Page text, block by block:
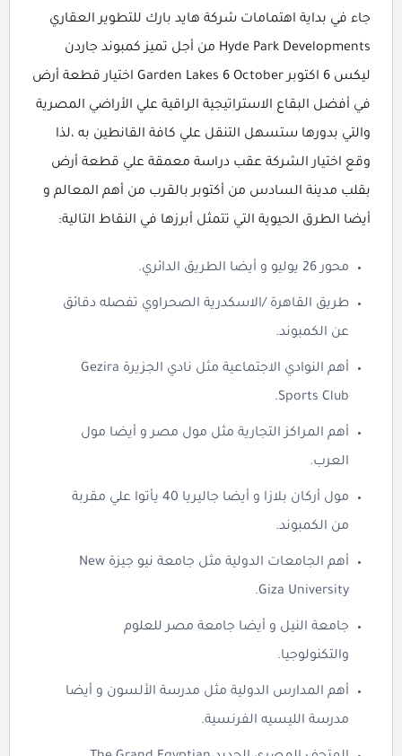
جاء في بداية اهتمامات شركة هايد بارك للتطوير العقاري
Hyde Park Developments من أجل تميز كمبوند جاردن
ليكس 6 اكتوبر Garden Lakes 6 October اختيار قطعة أرض
في أفضل البقاع الاستراتيجية الراقية علي الأراضي المصرية
والتي بدورها ستسهل التنقل علي كافة القانطين به ،لذا
وقع اختيار الشركة عقب دراسة معمقة علي قطعة أرض
بقلب مدينة السادس من أكتوبر بالقرب من أهم المعالم و
أيضا الطرق الحيوية التي تتمثل أبرزها في النقاط التالية:
محور 26 يوليو و أيضا الطريق الدائري.
طريق القاهرة /الاسكدرية الصحراوي تفصله دقائق
عن الكمبوند.
أهم النوادي الاجتماعية مثل نادي الجزيرة Gezira
Sports Club.
أهم المراكز التجارية مثل مول مصر و أيضا مول
العرب.
مول أركان بلازا و أيضا جاليريا 40 يأتوا علي مقربة
من الكمبوند.
أهم الجامعات الدولية مثل جامعة نيو جيزة New
Giza University.
جامعة النيل و أيضا جامعة مصر للعلوم
والتكنولوجيا.
أهم المدارس الدولية مثل مدرسة الألسون و أيضا
مدرسة الليسيه الفرنسية.